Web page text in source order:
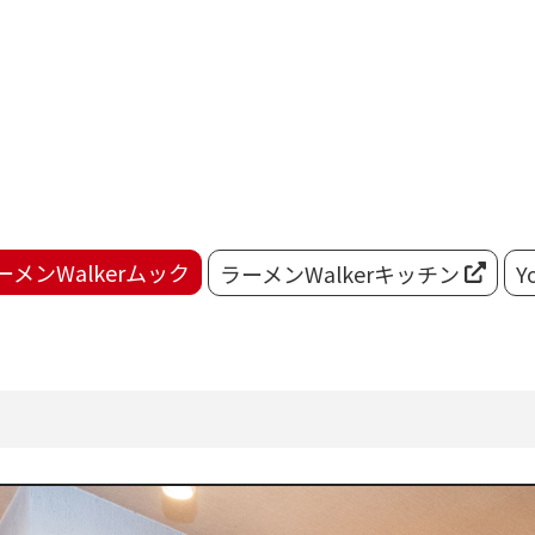
メンWalkerムック ラーメンWalkerキッチン